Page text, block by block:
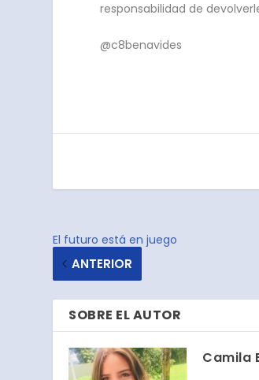
responsabilidad de
@c8benavides
El futuro está en juego
ANTERIOR
SOBRE EL AUTOR
Camila